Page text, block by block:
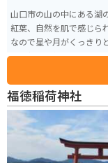
山口市の山の中にある湖
紅葉、自然を肌で感じら
なので星や月がくっきり
ても優しく気さくで迎え
福徳稲荷神社